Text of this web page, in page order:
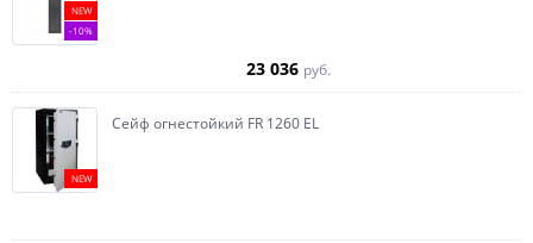
NEW
-10%
23 036 руб.
NEW
Сейф огнестойкий FR 1260 EL